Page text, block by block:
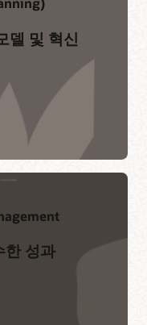
기
미엄 온라인
회원을 보유한 이
업데이트 및 피드백
델 및 혁신
한 성과